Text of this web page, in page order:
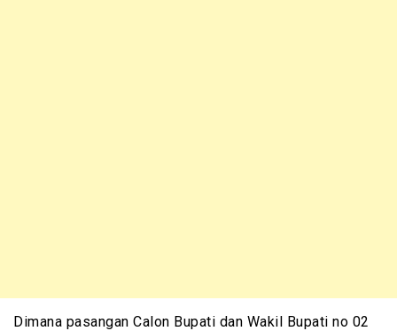
Dimana pasangan Calon Bupati dan Wakil Bupati no 02